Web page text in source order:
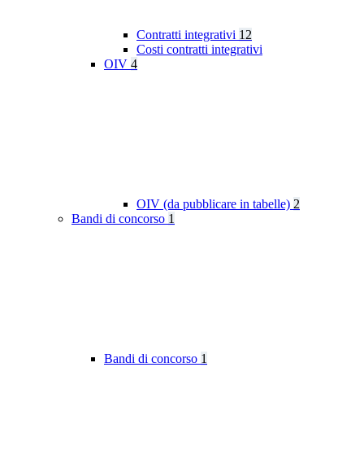
Contratti integrativi 12
Costi contratti integrativi
OIV 4
OIV (da pubblicare in tabelle) 2
Bandi di concorso 1
Bandi di concorso 1